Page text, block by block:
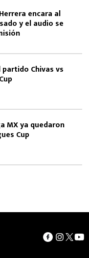
encara al
y el audio se
Chivas vs
MX ya quedaron
Cup